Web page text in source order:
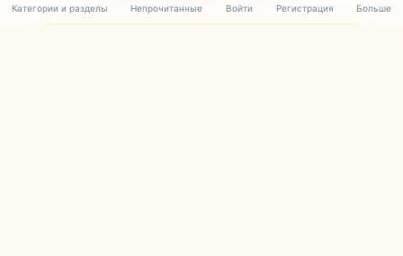
Категории и разделы Непрочитанные Войти Регистрация Больше